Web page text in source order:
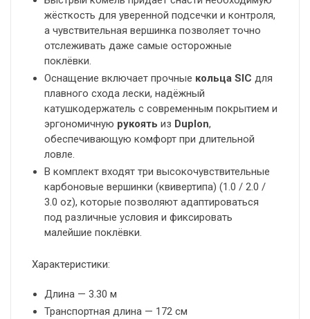
жёсткость для уверенной подсечки и контроля,
а чувствительная вершинка позволяет точно
отслеживать даже самые осторожные
поклёвки.
Оснащение включает прочные кольца SIC для
плавного схода лески, надёжный
катушкодержатель с современным покрытием и
эргономичную рукоять из Duplon,
обеспечивающую комфорт при длительной
ловле.
В комплект входят три высокочувствительные
карбоновые вершинки (квивертипа) (1.0 / 2.0 /
3.0 oz), которые позволяют адаптироваться
под различные условия и фиксировать
малейшие поклёвки.
Характеристики:
Длина — 3.30 м
Транспортная длина — 172 см